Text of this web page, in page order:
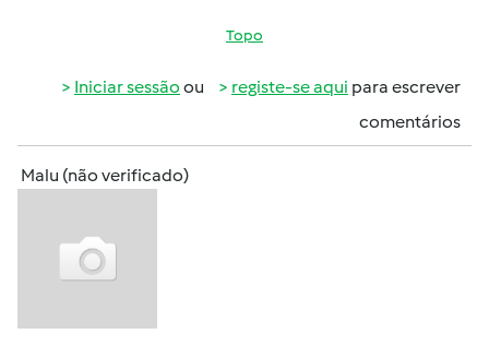
Topo
Iniciar sessão ou registe-se aqui para escrever
comentários
Malu (não verificado)